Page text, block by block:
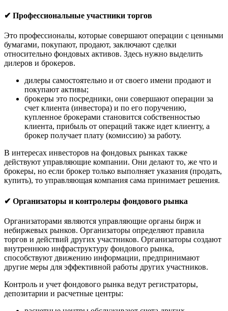
✔ Профессиональные участники торгов
Это профессионалы, которые совершают операции с ценными
бумагами, покупают, продают, заключают сделки
относительно фондовых активов. Здесь нужно выделить
дилеров и брокеров.
дилеры самостоятельно и от своего имени продают и
покупают активы;
брокеры это посредники, они совершают операции за
счет клиента (инвестора) и по его поручению,
купленное брокерами становится собственностью
клиента, прибыль от операций также идет клиенту, а
брокер получает плату (комиссию) за работу.
В интересах инвесторов на фондовых рынках также
действуют управляющие компании. Они делают то, же что и
брокеры, но если брокер только выполняет указания (продать,
купить), то управляющая компания сама принимает решения.
✔ Организаторы и контролеры фондового рынка
Организаторами являются управляющие органы бирж и
небиржевых рынков. Организаторы определяют правила
торгов и действий других участников. Организаторы создают
внутреннюю инфраструктуру фондового рынка,
способствуют движению информации, предпринимают
другие меры для эффективной работы других участников.
Контроль и учет фондового рынка ведут регистраторы,
депозитарии и расчетные центры: